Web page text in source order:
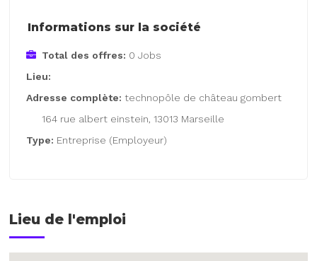
Informations sur la société
Total des offres: 0 Jobs
Lieu:
Adresse complète:technopôle de château gombert
164 rue albert einstein, 13013 Marseille
Type: Entreprise (Employeur)
Lieu de l'emploi